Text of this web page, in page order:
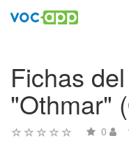
Fichas
"Othmar"
0